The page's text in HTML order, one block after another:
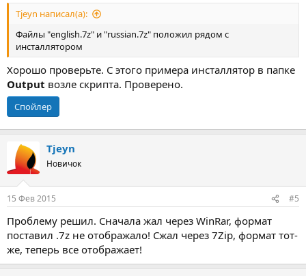
Tjeyn написал(а):
Файлы "english.7z" и "russian.7z" положил рядом с
инсталлятором
Хорошо проверьте. С этого примера инсталлятор в папке
Output возле скрипта. Проверено.
Спойлер
Tjeyn
Новичок
15 Фев 2015 #5
Проблему решил. Сначала жал через WinRar, формат
поставил .7z не отображало! Сжал через 7Zip, формат тот-
же, теперь все отображает!